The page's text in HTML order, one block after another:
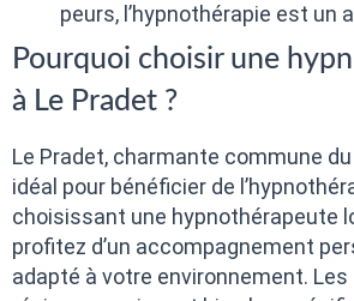
peurs, l’hypnothérapie est un
Pourquoi choisir une
à Le Pradet ?
Le Pradet, charmante commune
idéal pour bénéficier de
choisissant une hypnothérapeute
profitez d’un accompagnement
adapté à votre environnement.